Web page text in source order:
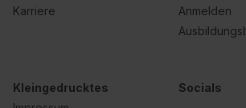
Karriere
Anmelden
Kleingedrucktes
Socials